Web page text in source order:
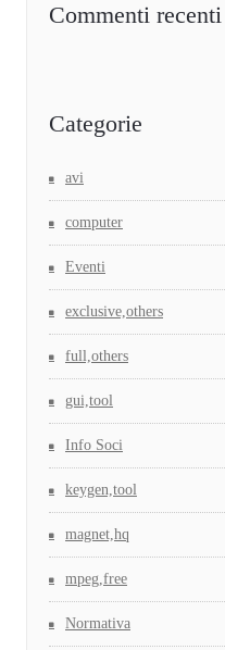
Commenti recenti
Categorie
avi
computer
Eventi
exclusive,others
full,others
gui,tool
Info Soci
keygen,tool
magnet,hq
mpeg,free
Normativa